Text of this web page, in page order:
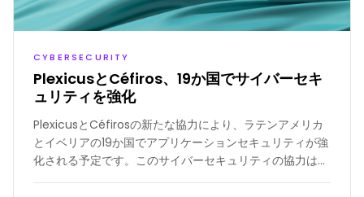
CYBERSECURITY
PlexicusとCéfiros、19か国でサイバーセキ
ュリティを強化
PlexicusとCéfirosの新たな協力により、ラテンアメリカ
とイベリアの19か国でアプリケーションセキュリティが強
化される予定です。このサイバーセキュリティの協力は、